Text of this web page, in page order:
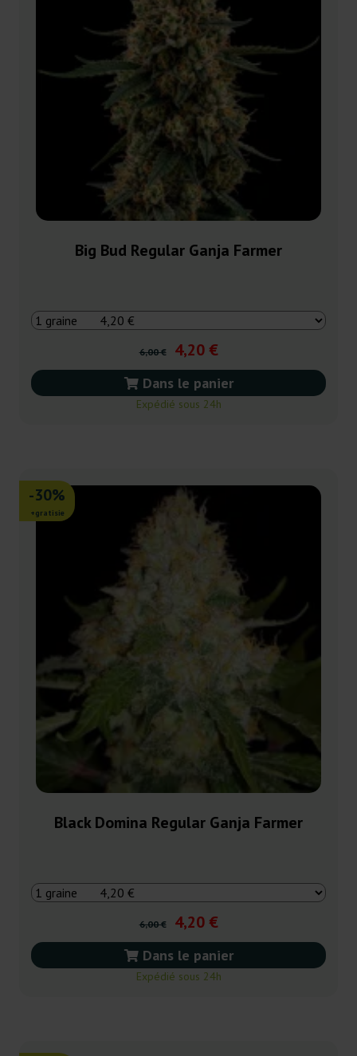
Big Bud Regular Ganja Farmer
6,00 € 4,20 €
Dans le panier
Expédié sous 24h
-30%
+gratisie
Black Domina Regular Ganja Farmer
6,00 € 4,20 €
Dans le panier
Expédié sous 24h